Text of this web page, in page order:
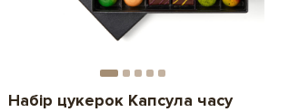
Набір цукерок Капсула часу